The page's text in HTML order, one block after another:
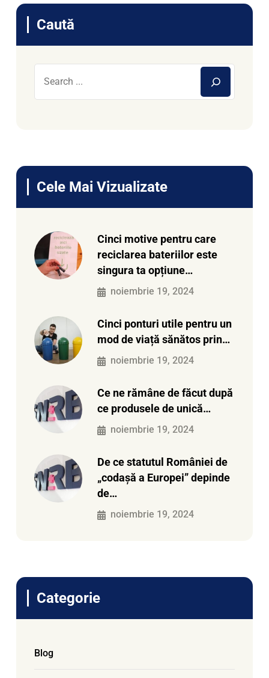
Caută
Cele Mai Vizualizate
Cinci motive pentru care
reciclarea bateriilor este
singura ta opțiune…
noiembrie 19, 2024
Cinci ponturi utile pentru un
mod de viață sănătos prin…
noiembrie 19, 2024
Ce ne rămâne de făcut după
ce produsele de unică…
noiembrie 19, 2024
De ce statutul României de
„codașă a Europei” depinde
de…
noiembrie 19, 2024
Categorie
Blog